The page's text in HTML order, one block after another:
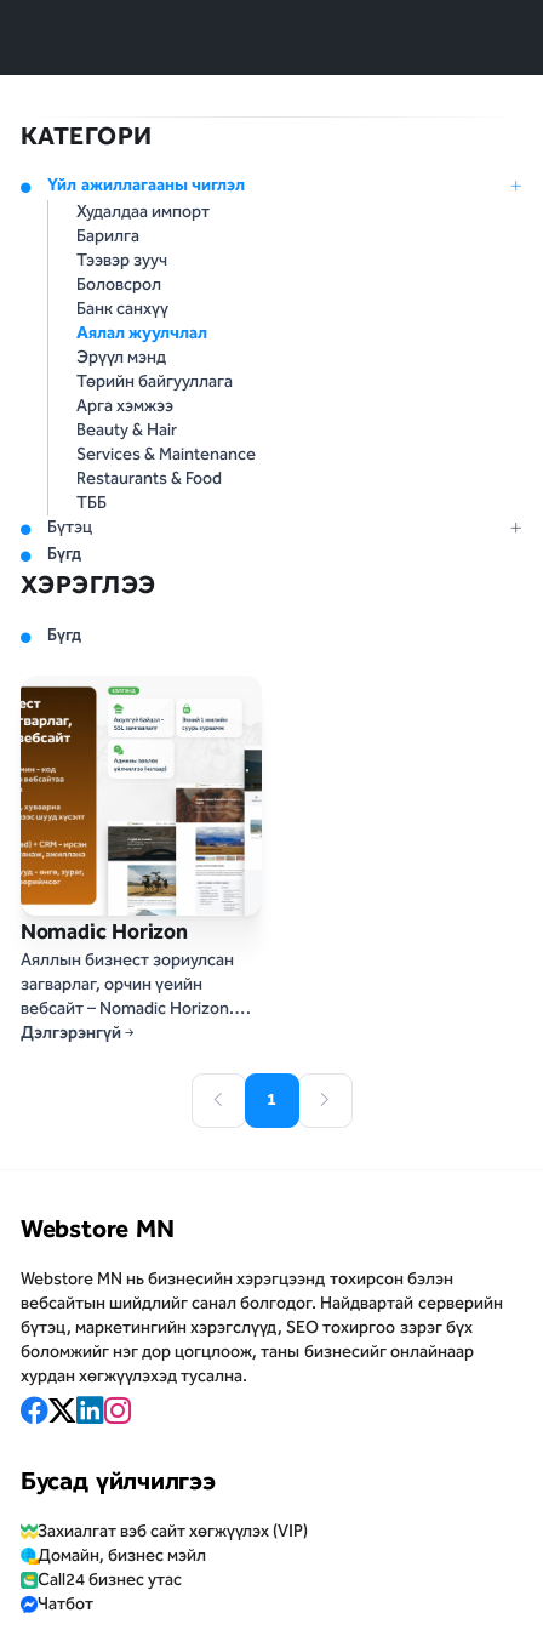
КАТЕГОРИ
Үйл ажиллагааны чиглэл
Худалдаа импорт
Барилга
Тээвэр зууч
Боловсрол
Банк санхүү
Аялал жуулчлал
Эрүүл мэнд
Төрийн байгууллага
Арга хэмжээ
Beauty & Hair
Services & Maintenance
Restaurants & Food
ТББ
Бүтэц
Бүгд
ХЭРЭГЛЭЭ
Бүгд
Nomadic Horizon
Аяллын бизнест зориулсан
загварлаг, орчин үеийн
вебсайт – Nomadic Horizon.
Хөтөлбөрөө танилцуулж,
Дэлгэрэнгүй
1
Webstore MN
Webstore MN нь бизнесийн хэрэгцээнд тохирсон бэлэн
вебсайтын шийдлийг санал болгодог. Найдвартай серверийн
бүтэц, маркетингийн хэрэгслүүд, SEO тохиргоо зэрэг бүх
боломжийг нэг дор цогцлоож, таны бизнесийг онлайнаар
хурдан хөгжүүлэхэд тусална.
Бусад үйлчилгээ
Захиалгат вэб сайт хөгжүүлэх (VIP)
Домайн, бизнес мэйл
Call24 бизнес утас
Чатбот